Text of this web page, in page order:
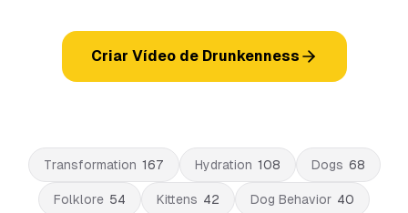
Criar Vídeo de Drunkenness
Transformation 167 Hydration 108 Dogs 68
Folklore 54 Kittens 42 Dog Behavior 40